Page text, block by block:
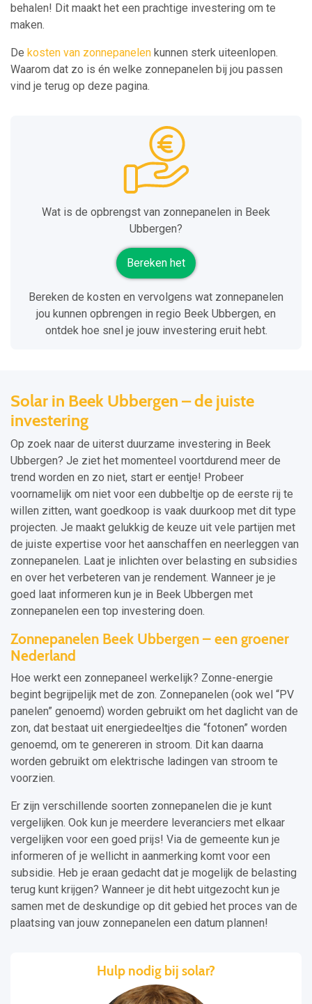
behalen! Dit maakt het een prachtige investering om te
maken.
De kosten van zonnepanelen kunnen sterk uiteenlopen.
Waarom dat zo is én welke zonnepanelen bij jou passen
vind je terug op deze pagina.
Wat is de opbrengst van zonnepanelen in Beek
Ubbergen?
Bereken het
Bereken de kosten en vervolgens wat zonnepanelen
jou kunnen opbrengen in regio Beek Ubbergen, en
ontdek hoe snel je jouw investering eruit hebt.
Solar in Beek Ubbergen – de juiste
investering
Op zoek naar de uiterst duurzame investering in Beek
Ubbergen? Je ziet het momenteel voortdurend meer de
trend worden en zo niet, start er eentje! Probeer
voornamelijk om niet voor een dubbeltje op de eerste rij te
willen zitten, want goedkoop is vaak duurkoop met dit type
projecten. Je maakt gelukkig de keuze uit vele partijen met
de juiste expertise voor het aanschaffen en neerleggen van
zonnepanelen. Laat je inlichten over belasting en subsidies
en over het verbeteren van je rendement. Wanneer je je
goed laat informeren kun je in Beek Ubbergen met
zonnepanelen een top investering doen.
Zonnepanelen Beek Ubbergen – een groener
Nederland
Hoe werkt een zonnepaneel werkelijk? Zonne-energie
begint begrijpelijk met de zon. Zonnepanelen (ook wel “PV
panelen” genoemd) worden gebruikt om het daglicht van de
zon, dat bestaat uit energiedeeltjes die “fotonen” worden
genoemd, om te genereren in stroom. Dit kan daarna
worden gebruikt om elektrische ladingen van stroom te
voorzien.
Er zijn verschillende soorten zonnepanelen die je kunt
vergelijken. Ook kun je meerdere leveranciers met elkaar
vergelijken voor een goed prijs! Via de gemeente kun je
informeren of je wellicht in aanmerking komt voor een
subsidie. Heb je eraan gedacht dat je mogelijk de belasting
terug kunt krijgen? Wanneer je dit hebt uitgezocht kun je
samen met de deskundige op dit gebied het proces van de
plaatsing van jouw zonnepanelen een datum plannen!
Hulp nodig bij solar?